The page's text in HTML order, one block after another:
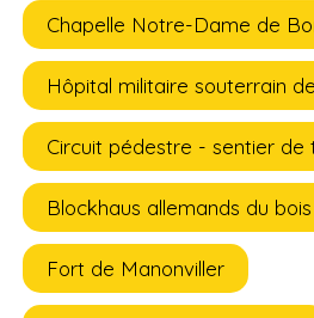
Chapelle Notre-Dame de
Hôpital militaire souterrain
Circuit pédestre - sentier de
Blockhaus allemands du
Fort de Manonviller